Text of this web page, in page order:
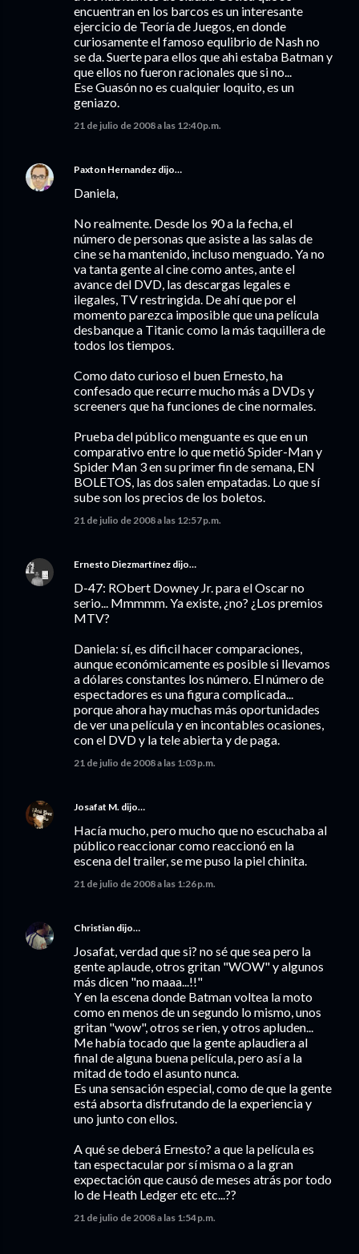
encuentran en los barcos es un interesante
ejercicio de Teoría de Juegos, en donde
curiosamente el famoso equlibrio de Nash no
se da. Suerte para ellos que ahi estaba Batman y
que ellos no fueron racionales que si no...
Ese Guasón no es cualquier loquito, es un
geniazo.
21 de julio de 2008 a las 12:40 p.m.
Paxton Hernandez dijo…
Daniela,
No realmente. Desde los 90 a la fecha, el
número de personas que asiste a las salas de
cine se ha mantenido, incluso menguado. Ya no
va tanta gente al cine como antes, ante el
avance del DVD, las descargas legales e
ilegales, TV restringida. De ahí que por el
momento parezca imposible que una película
desbanque a Titanic como la más taquillera de
todos los tiempos.
Como dato curioso el buen Ernesto, ha
confesado que recurre mucho más a DVDs y
screeners que ha funciones de cine normales.
Prueba del público menguante es que en un
comparativo entre lo que metió Spider-Man y
Spider Man 3 en su primer fin de semana, EN
BOLETOS, las dos salen empatadas. Lo que sí
sube son los precios de los boletos.
21 de julio de 2008 a las 12:57 p.m.
Ernesto Diezmartínez dijo…
D-47: RObert Downey Jr. para el Oscar no
serio... Mmmmm. Ya existe, ¿no? ¿Los premios
MTV?
Daniela: sí, es dificil hacer comparaciones,
aunque económicamente es posible si llevamos
a dólares constantes los número. El número de
espectadores es una figura complicada...
porque ahora hay muchas más oportunidades
de ver una película y en incontables ocasiones,
con el DVD y la tele abierta y de paga.
21 de julio de 2008 a las 1:03 p.m.
Josafat M. dijo…
Hacía mucho, pero mucho que no escuchaba al
público reaccionar como reaccionó en la
escena del trailer, se me puso la piel chinita.
21 de julio de 2008 a las 1:26 p.m.
Christian dijo…
Josafat, verdad que si? no sé que sea pero la
gente aplaude, otros gritan "WOW" y algunos
más dicen "no maaa...!!"
Y en la escena donde Batman voltea la moto
como en menos de un segundo lo mismo, unos
gritan "wow", otros se rien, y otros apluden...
Me había tocado que la gente aplaudiera al
final de alguna buena película, pero así a la
mitad de todo el asunto nunca.
Es una sensación especial, como de que la gente
está absorta disfrutando de la experiencia y
uno junto con ellos.
A qué se deberá Ernesto? a que la película es
tan espectacular por sí misma o a la gran
expectación que causó de meses atrás por todo
lo de Heath Ledger etc etc...??
21 de julio de 2008 a las 1:54 p.m.